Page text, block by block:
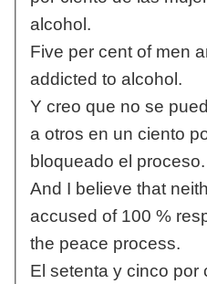
alcohol.
Five per cent of men
addicted to alcohol.
Y creo que no se
a otros en un ciento
bloqueado el proceso.
And I believe that
accused of 100 %
the peace process.
El setenta y cinco por